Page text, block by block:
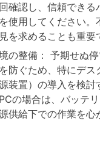
確認し、信頼できる
使用してください。
を求めることも重要
の整備： 予期せぬ
防ぐため、特にデス
装置）の導入を検討
の場合は、バッテ
供給下での作業を心